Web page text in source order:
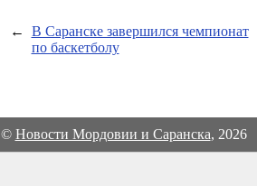
←
В Саранске завершился чемпионат
по баскетболу
© Новости Мордовии и Саранска, 2026